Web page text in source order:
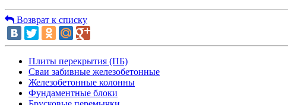
Возврат к списку
Плиты перекрытия (ПБ)
Сваи забивные железобетонные
Железобетонные колонны
Фундаментные блоки